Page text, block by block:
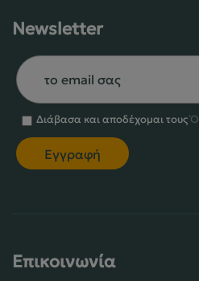
Newsletter
Διάβασα και αποδέχομαι τους
Επικοινωνία